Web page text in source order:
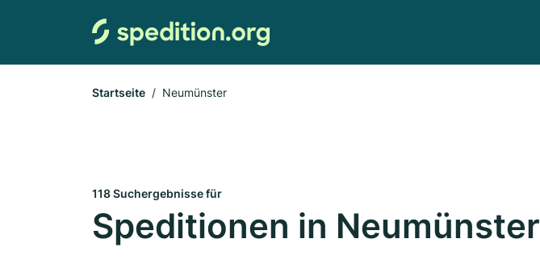
Startseite Neumünster
118 Suchergebnisse für
Speditionen in Neumünster